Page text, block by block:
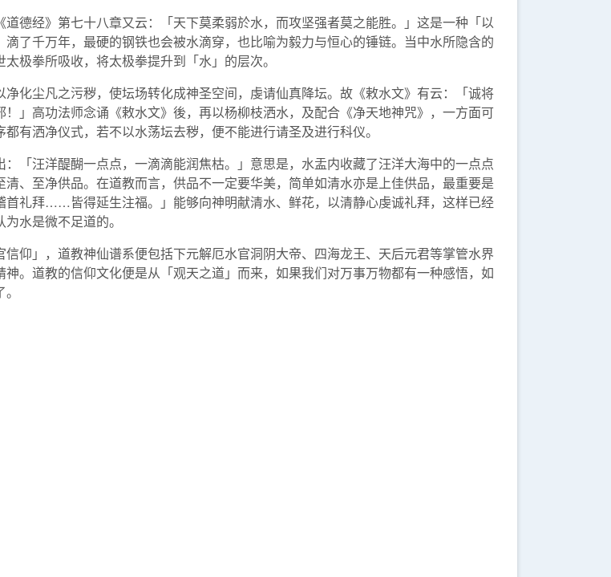
德经》第七十八章又云：「天下莫柔弱於水，而攻坚强者莫之能胜。」这是一种「以
了千万年，最硬的钢铁也会被水滴穿，也比喻为毅力与恒心的锤链。当中水所隐含的
极拳所吸收，将太极拳提升到「水」的层次。
化尘凡之污秽，使坛场转化成神圣空间，虔请仙真降坛。故《敕水文》有云：「诚将
」高功法师念诵《敕水文》後，再以杨柳枝洒水，及配合《净天地神咒》，一方面可
有洒净仪式，若不以水荡坛去秽，便不能进行请圣及进行科仪。
「汪洋醍醐一点点，一滴滴能润焦枯。」意思是，水盂内收藏了汪洋大海中的一点点
、至净供品。在道教而言，供品不一定要华美，简单如清水亦是上佳供品，最重要是
礼拜……皆得延生注福。」能够向神明献清水、鲜花，以清静心虔诚礼拜，这样已经
水是微不足道的。
仰」，道教神仙谱系便包括下元解厄水官洞阴大帝、四海龙王、天后元君等掌管水界
。道教的信仰文化便是从「观天之道」而来，如果我们对万事万物都有一种感悟，如